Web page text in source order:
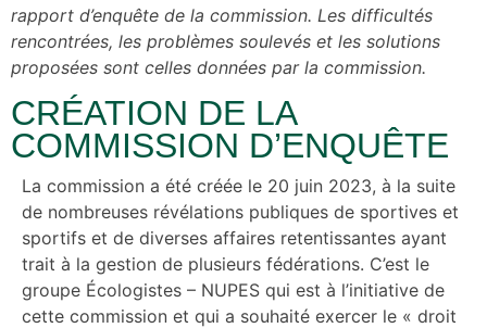
rapport d’enquête de la commission. Les difficultés
rencontrées, les problèmes soulevés et les solutions
proposées sont celles données par la commission.
CRÉATION DE LA
COMMISSION D’ENQUÊTE
La commission a été créée le 20 juin 2023, à la suite
de nombreuses révélations publiques de sportives et
sportifs et de diverses affaires retentissantes ayant
trait à la gestion de plusieurs fédérations. C’est le
groupe Écologistes – NUPES qui est à l’initiative de
cette commission et qui a souhaité exercer le « droit